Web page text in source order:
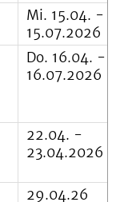
Mi. 15.04. -
15.07.2026
Do. 16.04. -
16.07.2026
22.04. -
23.04.2026
29.04.26